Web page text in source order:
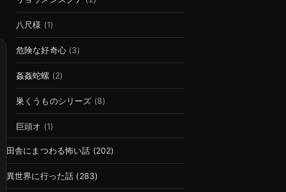
八尺様 (1)
危険な好奇心(3)
姦姦蛇螺 (2)
巣くうものシリーズ (8)
巨頭オ (1)
田舎にまつわる怖い話 (202)
異世界に行った話 (283)